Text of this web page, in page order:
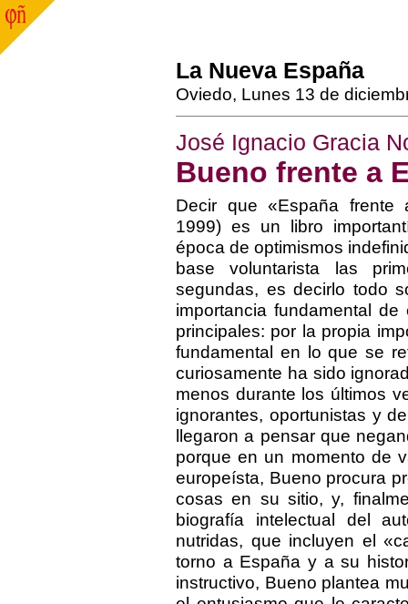
La Nueva España
Oviedo, Lunes 13 de
José Ignacio Gracia
Bueno frente a
Decir que «España frente
1999) es un libro
época de optimismos
base voluntarista las
segundas, es decirlo todo
importancia fundamental
principales: por la propia
fundamental en lo que se
curiosamente ha sido
menos durante los últimos
ignorantes, oportunistas y
llegaron a pensar que
porque en un momento de
europeísta, Bueno procura
cosas en su sitio, y,
biografía intelectual del
nutridas, que incluyen el
torno a España y a su
instructivo, Bueno plantea